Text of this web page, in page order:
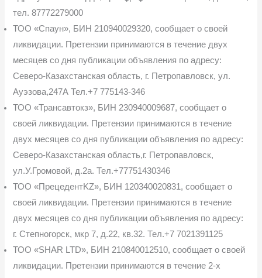
тел. 87772279000
ТОО «Спаун», БИН 210940029320, сообщает о своей
ликвидации. Претензии при­нимаются в течение двух
месяцев со дня публикации объявления по адресу:
Северо-Казах­станская область, г. Петропавловск, ул.
Ауэзова,247А Тел.+7 775143-346
ТОО «Трансавтокз», БИН 230940009687, сообщает о
своей ликвидации. Претен­зии принимаются в течение
двух месяцев со дня публикации объявления по адресу:
Севе­ро-Казахстанская область,г. Петропавловск,
ул.У.Громовой, д.2а. Тел.+77751430346
ТОО «ПрецедентKZ», БИН 120340020831, сообщает о
своей ликвидации. Пре­тензии принимаются в течение
двух месяцев со дня публикации объявления по адресу:
г. Степногорск, мкр 7, д.22, кв.32. Тел.+7 7021391125
ТОО «SHAR LTD», БИН 210840012510, сообщает о своей
ликвидации. Претен­зии принимаются в течение 2-х